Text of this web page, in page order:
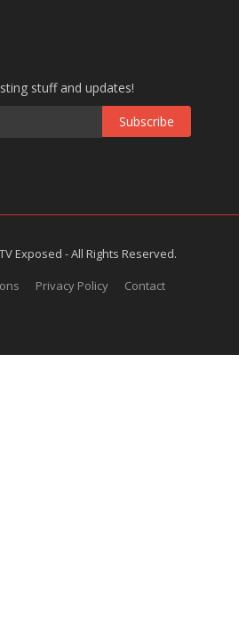
stuff and updates!
Subscribe
Exposed - All Rights Reserved.
Privacy Policy Contact